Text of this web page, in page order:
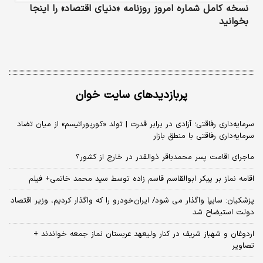
نسخه کامل شماره امروز روزنامه «دنیای‌ اقتصاد» را اینجا
بخوانید
پربازدیدهای سایت خوان
سرمایه‌داری رفاقتی؛ آزادی در برابر قدرت | تولد «کورپوراتیسم» از میان تضاد
سرمایه‌داری رفاقتی با منطق بازار
ماجرای اقامت پسر محمدباقر ذوالقدر در خارج از کشور؟
اقامه نماز بر پیکر ابوالقاسم قاسم زاده توسط سید محمد خاتمی+ فیلم
پزشکیان: سایپا واگذار می شود/ ایران‌خودرو را که واگذار کردیم، وزیر اقتصاد
دولت استیضاح شد
اردوغان و شهباز شریف در کنار ولیعهد عربستان نماز جمعه خواندند +
تصاویر